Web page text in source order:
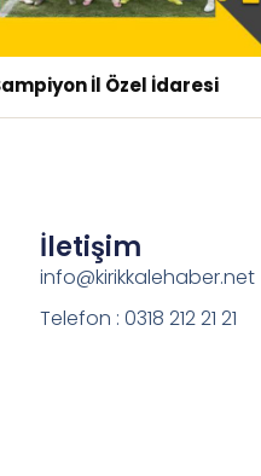
İl Özel İdaresi
İletişim
info@kirikkalehaber.net
Telefon : 0318 212 21 21